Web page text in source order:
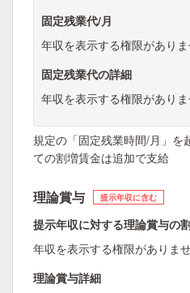
固定残業代/月
年収を表示する権限があり
固定残業代の詳細
年収を表示する権限があり
規定の「固定残業時間/月」を
ての割増賃金は追加で支給
理論賞与 提示年収に含む
提示年収に対する理論賞与の
年収を表示する権限がありま
理論賞与詳細